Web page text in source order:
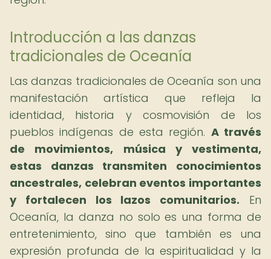
Introducción a las danzas
tradicionales de Oceanía
Las danzas tradicionales de Oceanía son una
manifestación artística que refleja la
identidad, historia y cosmovisión de los
pueblos indígenas de esta región. A través
de movimientos, música y vestimenta,
estas danzas transmiten conocimientos
ancestrales, celebran eventos importantes
y fortalecen los lazos comunitarios. En
Oceanía, la danza no solo es una forma de
entretenimiento, sino que también es una
expresión profunda de la espiritualidad y la